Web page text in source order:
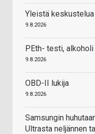
Yleistä
9.8.2026
PEth- testi, alkoholi
9.8.2026
OBD-II lukija
9.8.2026
Samsungin
Ultrasta neljännen